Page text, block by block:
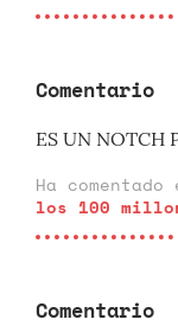
Comentario
ES UN NOTCH
Ha
los 100
Comentario